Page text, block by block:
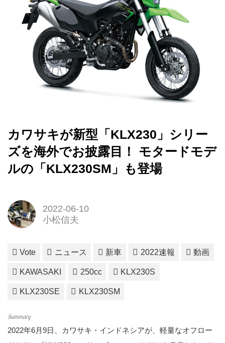
カワサキが新型「KLX230」シリー
ズを海外でお披露目！ モタードモデ
ルの「KLX230SM」も登場
2022-06-10
小松信夫
Vote ニュース 新車 2022速報 動画
KAWASAKI 250cc KLX230S
KLX230SE KLX230SM
2022年6月9日、カワサキ・インドネシアが、軽量なオフロー